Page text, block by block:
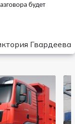
будет
Гвардеева